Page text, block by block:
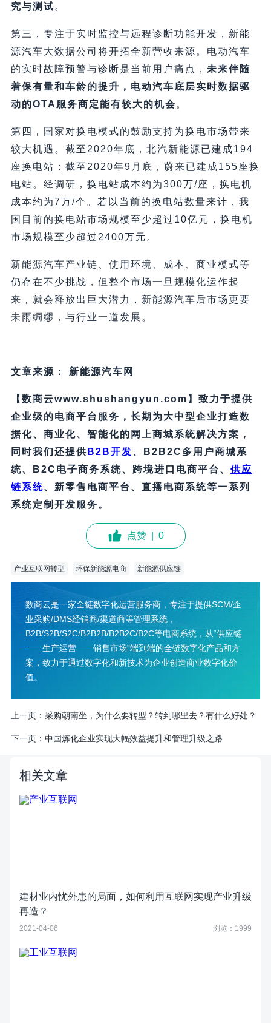
究与测试 。
第三，专注于实时监控与远程诊断功能开发，新能
源汽车大数据公司将开拓全新营收来源。电动汽车
的实时故障预警与诊断是当前用户痛点， 未来伴随
着保有量和车龄的提升，电动汽车底层实时数据驱
动的OTA服务商定能有较大的机会 。
第四，国家对换电模式的鼓励支持为换电市场带来
较大机遇。截至2020年底，北汽新能源已建成194
座换电站；截至2020年9月底，蔚来已建成155座换
电站。经调研，换电站成本约为300万/座，换电机
成本约为7万/个。若以当前的换电站数量来计，我
国目前的换电站市场规模至少超过10亿元，换电机
市场规模至少超过2400万元。
新能源汽车产业链、使用环境、成本、商业模式等
仍存在不少挑战，但整个市场一旦规模化运作起
来，就会释放出巨大潜力，新能源汽车后市场更要
未雨绸缪，与行业一道发展。
文章来源： 新能源汽车网
【数商云www.shushangyun.com】致力于提供
企业级的电商平台服务，长期为大中型企业打造数
据化、商业化、智能化的网上商城系统解决方案，
同时我们还提供 B2B开发、B2B2C多用户商城系
统、B2C电子商务系统、跨境进口电商平台、 供应
链系统、新零售电商平台、直播电商系统等一系列
系统定制开发服务。
点赞 0
产业互联网转型 环保新能源电商 新能源供应链
数商云是一家全链数字化运营服务商，专注于提供SCM/企
业采购/DMS经销商/渠道商等管理系统，
B2B/S2B/S2C/B2B2B/B2B2C/B2C等电商系统，从“供应链
——生产运营——销售市场”端到端的全链数字化产品和方
案，致力于通过数字化和新技术为企业创造商业数字化价
值。
上一页： ​采购朝南坐，为什么要转型？转到哪里去？有什么好处？
下一页： 中国炼化企业实现大幅效益提升和管理升级之路
相关文章
建材业内忧外患的局面，如何利用互联网实现产业升级
再造？
2021-04-06 浏览：1999